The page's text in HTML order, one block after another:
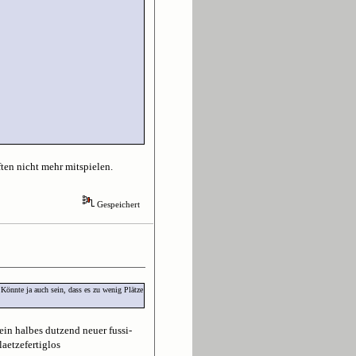
nicht mehr mitspielen.
Gespeichert
ja auch sein, dass es zu wenig Plätze
halbes dutzend neuer fussi-